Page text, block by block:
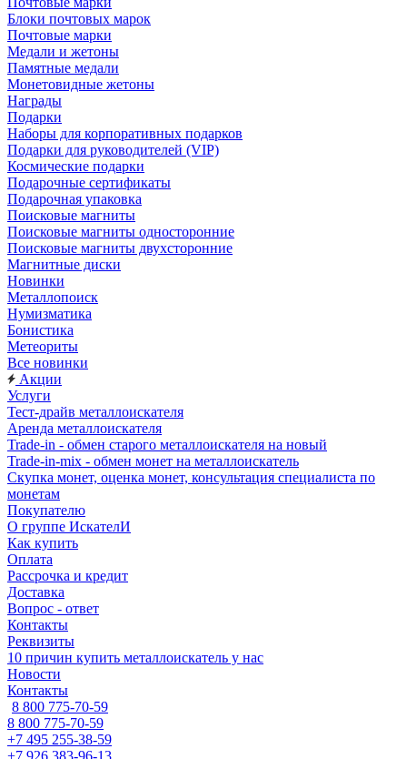
Блоки почтовых марок
Почтовые марки
Медали и жетоны
Памятные медали
Монетовидные жетоны
Награды
Подарки
Наборы для корпоративных подарков
Подарки для руководителей (VIP)
Космические подарки
Подарочные сертификаты
Подарочная упаковка
Поисковые магниты
Поисковые магниты односторонние
Поисковые магниты двухсторонние
Магнитные диски
Новинки
Металлопоиск
Нумизматика
Бонистика
Метеориты
Все новинки
Акции
Услуги
Тест-драйв металлоискателя
Аренда металлоискателя
Trade-in - обмен старого металлоискателя на новый
Trade-in-mix - обмен монет на металлоискатель
Скупка монет, оценка монет, консультация специалиста по
монетам
Покупателю
О группе ИскателИ
Как купить
Оплата
Рассрочка и кредит
Доставка
Вопрос - ответ
Контакты
Реквизиты
10 причин купить металлоискатель у нас
Новости
Контакты
8 800 775-70-59
8 800 775-70-59
+7 495 255-38-59
+7 926 383-96-13